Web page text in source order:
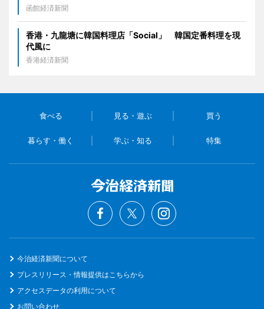
函館経済新聞
香港・九龍塘に韓国料理店「Social」 韓国定番料理を現
代風に
香港経済新聞
食べる 見る・遊ぶ 買う
暮らす・働く 学ぶ・知る 特集
今治経済新聞について
プレスリリース・情報提供はこちらから
アクセスデータの利用について
お問い合わせ